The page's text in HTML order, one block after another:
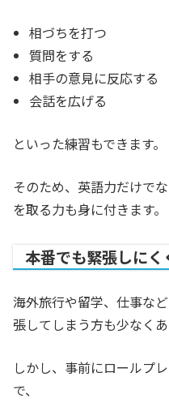
相づちを打つ
質問をする
相手の意見に反応する
会話を広げる
といった練習もできます。
そのため、英語力だけで
を取る力も身に付きます。
本番でも緊張しにく
海外旅行や留学、仕事な
張してしまう方も少なくあ
しかし、事前にロールプ
で、